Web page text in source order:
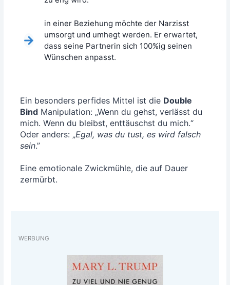
in einer Bezie­hung möch­te der Nar­zisst
umsorgt und umhegt wer­den. Er erwar­tet,
dass sei­ne Part­ne­rin sich 100%ig sei­nen
Wün­schen anpasst.
Ein beson­ders per­fi­des Mit­tel ist die Dou­ble
Bind Mani­pu­la­ti­on: „Wenn du gehst, ver­lässt du
mich. Wenn du bleibst, ent­täuschst du mich.“
Oder anders: „Egal, was du tust, es wird falsch
sein.”
Eine emo­tio­na­le Zwick­müh­le, die auf Dau­er
zermürbt.
WERBUNG